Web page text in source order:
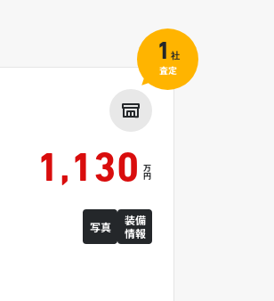
1,130 万
円
写真
装備
情報
1 社
査定